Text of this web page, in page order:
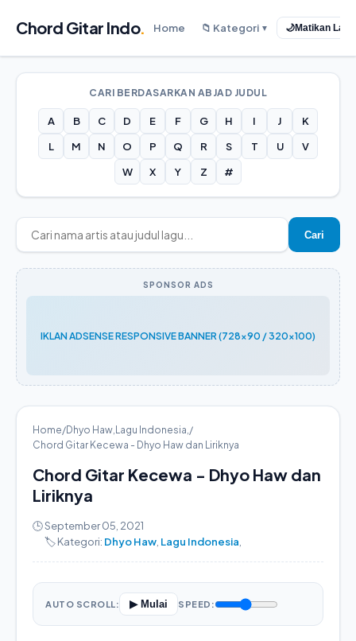
Chord Gitar Indo. Home 📁 Kategori ▼ 🌙Matikan
CARI BERDASARKAN ABJAD JUDUL
A B C D E F G H I J
K
L
M N O P Q R S T U
V
W
X Y Z #
Cari
SPONSOR ADS
IKLAN ADSENSE RESPONSIVE BANNER (728x90 / 320x100)
Home/Dhyo Haw, Lagu Indonesia,/
Chord Gitar Kecewa - Dhyo Haw dan Liriknya
Chord Gitar Kecewa - Dhyo Haw dan
Liriknya
🕒 September 05, 2021
🏷️ Kategori: Dhyo Haw Lagu Indonesia
AUTO SCROLL: ▶ Mulai SPEED: